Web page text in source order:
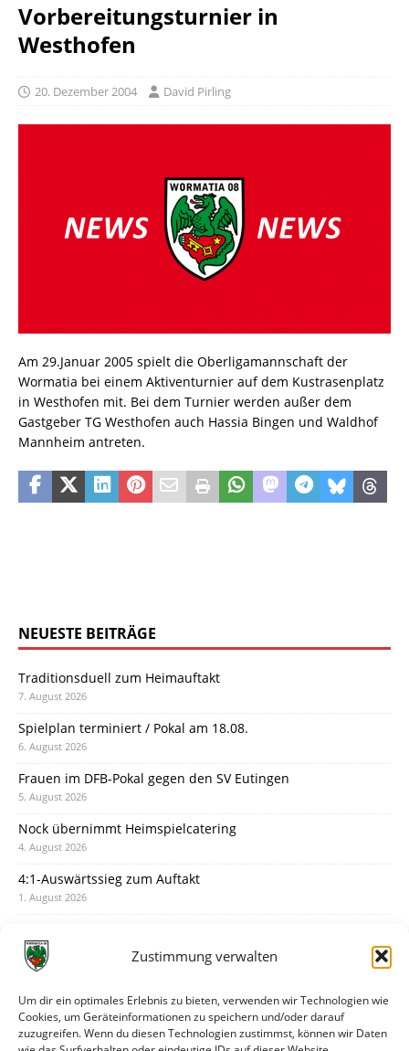
Zustimmung verwalten
Um dir ein optimales Erlebnis zu bieten, verwenden wir Technologien wie
Cookies, um Geräteinformationen zu speichern und/oder darauf
zuzugreifen. Wenn du diesen Technologien zustimmst, können wir Daten
Vorbereitungsturnier in
Westhofen
20. Dezember 2004 David Pirling
Am 29.Januar 2005 spielt die Oberligamannschaft der
Wormatia bei einem Aktiventurnier auf dem Kustrasenplatz
in Westhofen mit. Bei dem Turnier werden außer dem
Gastgeber TG Westhofen auch Hassia Bingen und Waldhof
Mannheim antreten.
NEUESTE BEITRÄGE
Traditionsduell zum Heimauftakt
7. August 2026
Spielplan terminiert / Pokal am 18.08.
6. August 2026
Frauen im DFB-Pokal gegen den SV Eutingen
5. August 2026
Nock übernimmt Heimspielcatering
4. August 2026
4:1-Auswärtssieg zum Auftakt
1. August 2026
31. Juli 2026
30. Juli 2026
Deine Spielminute: 89+1
28. Juli 2026